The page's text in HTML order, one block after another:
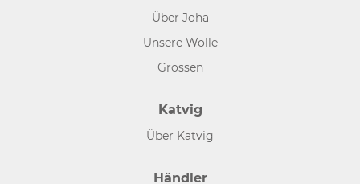
Über Joha
Unsere Wolle
Grössen
Katvig
Über Katvig
Händler